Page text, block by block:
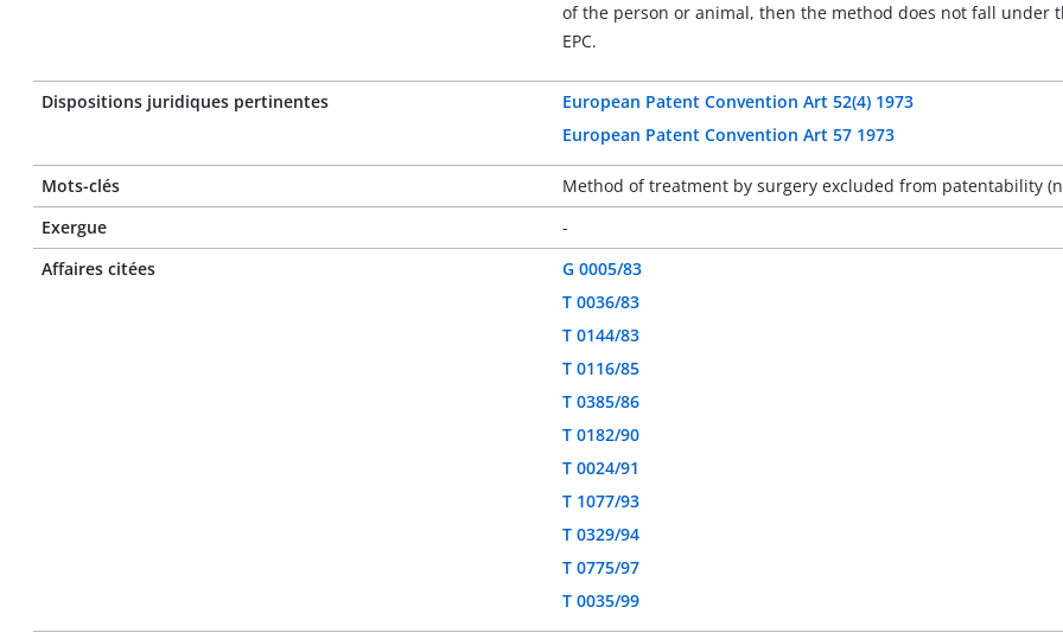
of the person or animal, then the method does not fall
EPC.
Dispositions juridiques pertinentes
European Patent Convention Art 52(4) 1973
European Patent Convention Art 57 1973
Mots-clés
Method of treatment by surgery excluded from patentability
Exergue
-
Affaires citées
G 0005/83
T 0036/83
T 0144/83
T 0116/85
T 0385/86
T 0182/90
T 0024/91
T 1077/93
T 0329/94
T 0775/97
T 0035/99